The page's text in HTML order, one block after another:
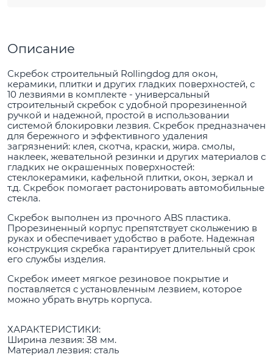
Описание
Скребок строительный Rollingdog для окон,
керамики, плитки и других гладких поверхностей, с
10 лезвиями в комплекте - универсальный
строительный скребок с удобной прорезиненной
ручкой и надежной, простой в использовании
системой блокировки лезвия. Скребок предназначен
для бережного и эффективного удаления
загрязнений: клея, скотча, краски, жира. смолы,
наклеек, жевательной резинки и других материалов с
гладких не окрашенных поверхностей:
стеклокерамики, кафельной плитки, окон, зеркал и
т.д. Скребок помогает растонировать автомобильные
стекла.
Скребок выполнен из прочного АBS пластика.
Прорезиненный корпус препятствует скольжению в
руках и обеспечивает удобство в работе. Надежная
конструкция скребка гарантирует длительный срок
его службы изделия.
Скребок имеет мягкое резиновое покрытие и
поставляется с установленным лезвием, которое
можно убрать внутрь корпуса.
ХАРАКТЕРИСТИКИ:
Ширина лезвия: 38 мм.
Материал лезвия: сталь